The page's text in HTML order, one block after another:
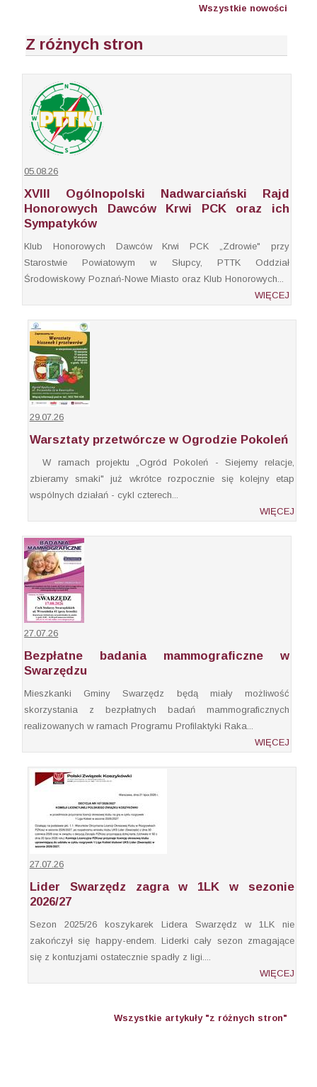
Wszystkie nowości
Z różnych stron
05.08.26
XVIII Ogólnopolski Nadwarciański Rajd
Honorowych Dawców Krwi PCK oraz ich
Sympatyków
Klub Honorowych Dawców Krwi PCK „Zdrowie" przy
Starostwie Powiatowym w Słupcy, PTTK Oddział
Środowiskowy Poznań-Nowe Miasto oraz Klub Honorowych...
WIĘCEJ
29.07.26
Warsztaty przetwórcze w Ogrodzie Pokoleń
W ramach projektu „Ogród Pokoleń - Siejemy relacje,
zbieramy smaki" już wkrótce rozpocznie się kolejny etap
wspólnych działań - cykl czterech...
WIĘCEJ
27.07.26
Bezpłatne badania mammograficzne w
Swarzędzu
Mieszkanki Gminy Swarzędz będą miały możliwość
skorzystania z bezpłatnych badań mammograficznych
realizowanych w ramach Programu Profilaktyki Raka...
WIĘCEJ
27.07.26
Lider Swarzędz zagra w 1LK w sezonie
2026/27
Sezon 2025/26 koszykarek Lidera Swarzędz w 1LK nie
zakończył się happy-endem. Liderki cały sezon zmagające
się z kontuzjami ostatecznie spadły z ligi....
WIĘCEJ
Wszystkie artykuły "z różnych stron"